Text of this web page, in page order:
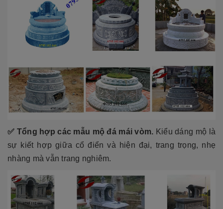
✅ Tổng hợp các mẫu mộ đá mái vòm. Kiểu dáng mộ là
sự kiết hợp giữa cổ điển và hiện đại, trang trọng, nhẹ
nhàng mà vẫn trang nghiêm.